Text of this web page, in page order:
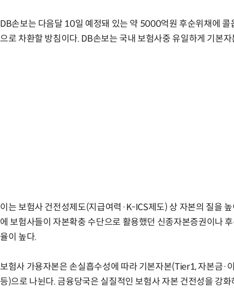
DB손보는 다음달 10일 예정돼 있는 약 5000억원 후순위채에
으로 차환할 방침이다. DB손보는 국내 보험사중 유일하게 기본
이는 보험사 건전성제도(지급여력·K-ICS제도) 상 자본의 질을
에 보험사들이 자본확충 수단으로 활용했던 신종자본증권이나
율이 높다.
보험사 가용자본은 손실흡수성에 따라 기본자본(Tier1, 자본금·
등)으로 나뉜다. 금융당국은 실질적인 보험사 자본 건전성을 강